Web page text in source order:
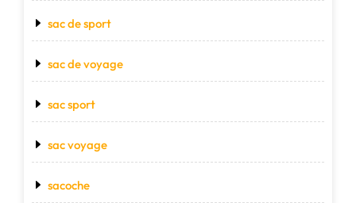
sac de sport
sac de voyage
sac sport
sac voyage
sacoche